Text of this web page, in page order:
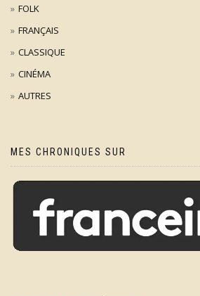
FOLK
FRANÇAIS
CLASSIQUE
CINÉMA
AUTRES
MES CHRONIQUES SUR